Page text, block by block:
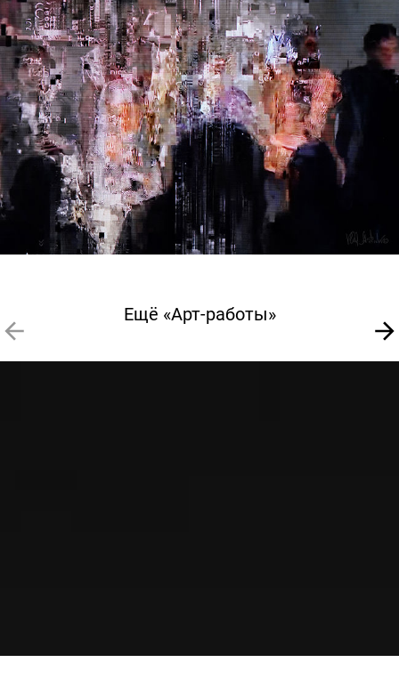
Ещё «Арт-работы»